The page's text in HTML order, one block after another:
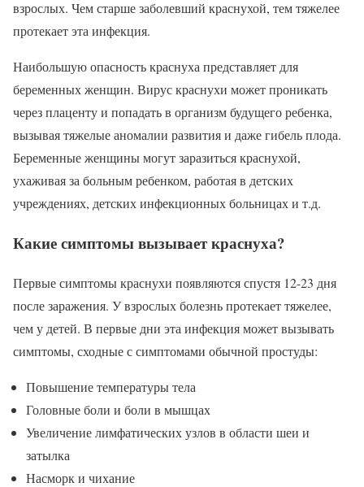
взрослых. Чем старше заболевший краснухой, тем тяжелее
протекает эта инфекция.
Наибольшую опасность краснуха представляет для
беременных женщин. Вирус краснухи может проникать
через плаценту и попадать в организм будущего ребенка,
вызывая тяжелые аномалии развития и даже гибель плода.
Беременные женщины могут заразиться краснухой,
ухаживая за больным ребенком, работая в детских
учреждениях, детских инфекционных больницах и т.д.
Какие симптомы вызывает краснуха?
Первые симптомы краснухи появляются спустя 12-23 дня
после заражения. У взрослых болезнь протекает тяжелее,
чем у детей. В первые дни эта инфекция может вызывать
симптомы, сходные с симптомами обычной простуды:
Повышение температуры тела
Головные боли и боли в мышцах
Увеличение лимфатических узлов в области шеи и
затылка
Насморк и чихание